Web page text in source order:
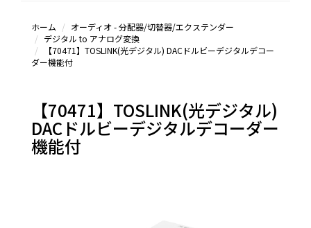
オーデ
ィオ切替
オーデ
オーディ
ホーム
オーディオ - 分配器/切替器/エクステンダー
デジタル to アナログ変換
【70471】TOSLINK(光デジタル) DACドルビーデジタルデコー
ダー機能付
【70471】TOSLINK(光デジタル)
DACドルビーデジタルデコーダー
機能付